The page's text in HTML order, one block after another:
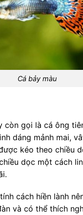
Cá bảy màu
còn gọi là cá ông
dáng mảnh mai,
kéo theo chiều
dọc một cách
cách hiền lành
và có thể thích